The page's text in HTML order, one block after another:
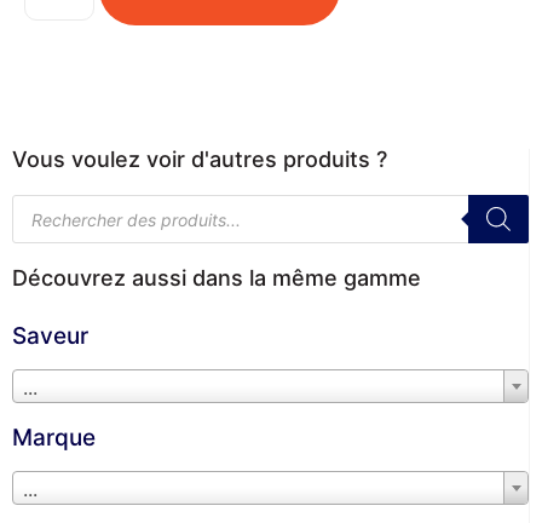
Vous voulez voir d'autres produits ?
Découvrez aussi dans la même gamme
Saveur
...
Marque
...